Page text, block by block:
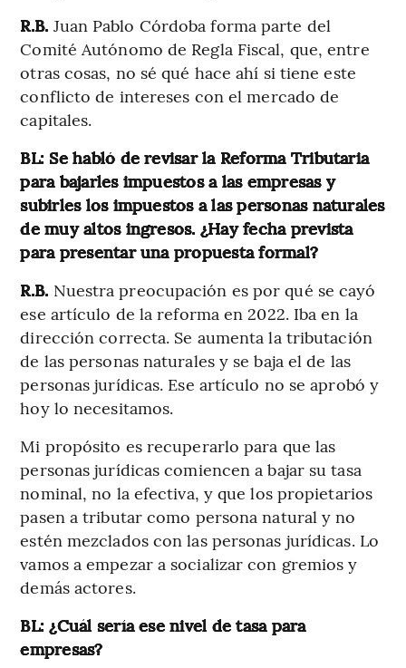
R.B. Juan Pablo Córdoba forma parte del
Comité Autónomo de Regla Fiscal, que, entre
otras cosas, no sé qué hace ahí si tiene este
conflicto de intereses con el mercado de
capitales.
BL: Se habló de revisar la Reforma Tributaria
para bajarles impuestos a las empresas y
subirles los impuestos a las personas naturales
de muy altos ingresos. ¿Hay fecha prevista
para presentar una propuesta formal?
R.B. Nuestra preocupación es por qué se cayó
ese artículo de la reforma en 2022. Iba en la
dirección correcta. Se aumenta la tributación
de las personas naturales y se baja el de las
personas jurídicas. Ese artículo no se aprobó y
hoy lo necesitamos.
Mi propósito es recuperarlo para que las
personas jurídicas comiencen a bajar su tasa
nominal, no la efectiva, y que los propietarios
pasen a tributar como persona natural y no
estén mezclados con las personas jurídicas. Lo
vamos a empezar a socializar con gremios y
demás actores.
BL: ¿Cuál sería ese nivel de tasa para
empresas?